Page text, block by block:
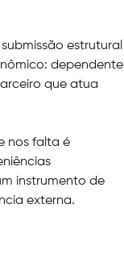
estrutural
dependente
que atua
nos falta é
instrumento de
externa.